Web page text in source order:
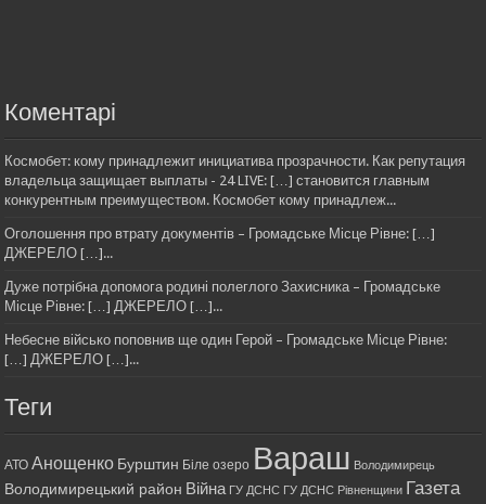
Коментарі
Космобет: кому принадлежит инициатива прозрачности. Как репутация
владельца защищает выплаты - 24 LIVE: […] становится главным
конкурентным преимуществом. Космобет кому принадлеж...
Оголошення про втрату документів – Громадське Місце Рівне: […]
ДЖЕРЕЛО […]...
Дуже потрібна допомога родині полеглого Захисника – Громадське
Місце Рівне: […] ДЖЕРЕЛО […]...
Небесне військо поповнив ще один Герой – Громадське Місце Рівне:
[…] ДЖЕРЕЛО […]...
Теги
АТО Анощенко Бурштин Біле озеро Вараш Володимирець
Володимирецький район Війна ГУ ДСНС ГУ ДСНС Рівненщини Газета